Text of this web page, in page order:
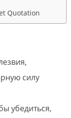
Quotation
силу
убедиться,